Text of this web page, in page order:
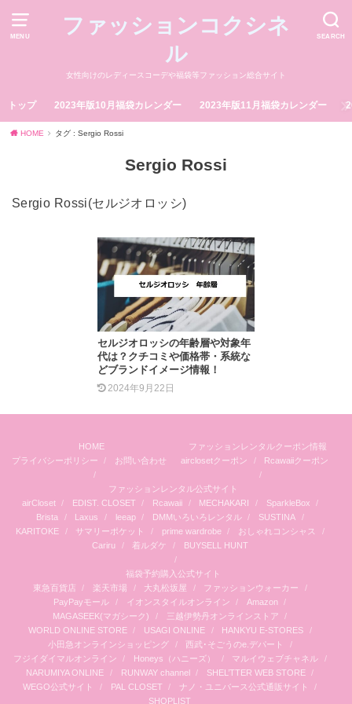
MENU SEARCH
ファッションコクシネ
ル
女性向けのレディースコーデや福袋等ファッション総合サイト
トップ 2023年版10月福袋カレンダー 2023年版11月福袋カレンダー
HOME タグ : Sergio Rossi
Sergio Rossi
Sergio Rossi(セルジオロッシ)
セルジオロッシの年齢層や対象年
代は？クチコミや価格帯・系統な
どブランドイメージ情報！
2024年9月22日
HOME
プライバシーポリシー
お問い合わせ
ファッションレンタルクーポン情報
airclosetクーポン
Rcawaiiクーポン
ファッションレンタル公式サイト
airCloset
EDIST. CLOSET Rcawaii MECHAKARI
SparkleBox
Brista
Laxus leeap DMMいろいろレンタル
SUSTINA
KARITOKE
サマリーポケット prime wardrobe
おしゃれコンシャス
Cariru
着ルダケ BUYSELL HUNT
福袋予約購入公式サイト
東急百貨店
楽天市場 大丸松坂屋
ファッションウォーカー
PayPayモール
イオンスタイルオンライン
Amazon
MAGASEEK(マガシーク)
三越伊勢丹オンラインストア
WORLD ONLINE STORE
USAGI ONLINE
HANKYU E-STORES
小田急オンラインショッピング
西武･そごうのe.デパート
フジイダイマルオンライン
Honeys（ハニーズ）
マルイウェブチャネル
NARUMIYA ONLINE
RUNWAY channel
SHEL’TTER WEB STORE
WEGO公式サイト
PAL CLOSET
ナノ・ユニバース公式通販サイト
SHOPLIST